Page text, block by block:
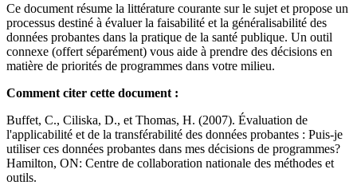
Ce document résume la littérature courante sur le sujet et propose un
processus destiné à évaluer la faisabilité et la généralisabilité des
données probantes dans la pratique de la santé publique. Un outil
connexe (offert séparément) vous aide à prendre des décisions en
matière de priorités de programmes dans votre milieu.
Comment citer cette document :
Buffet, C., Ciliska, D., et Thomas, H. (2007). Évaluation de
l'applicabilité et de la transférabilité des données probantes : Puis-je
utiliser ces données probantes dans mes décisions de programmes?
Hamilton, ON: Centre de collaboration nationale des méthodes et
outils.